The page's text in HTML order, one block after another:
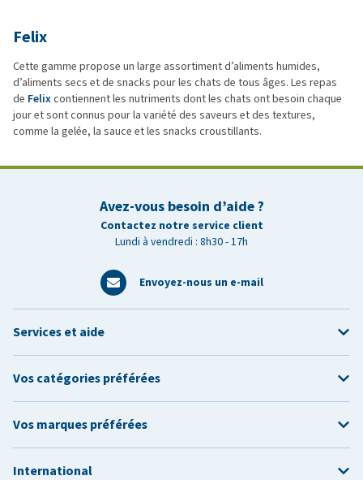
Felix
Cette gamme propose un large assortiment d’aliments humides,
d’aliments secs et de snacks pour les chats de tous âges. Les repas
de Felixcontiennent les nutriments dont les chats ont besoin chaque
jour et sont connus pour la variété des saveurs et des textures,
comme la gelée, la sauce et les snacks croustillants.
Avez-vous besoin d’aide ?
Contactez notre service client
Lundi à vendredi : 8h30 - 17h
Envoyez-nous un e-mail
Services et aide
Vos catégories préférées
Vos marques préférées
International